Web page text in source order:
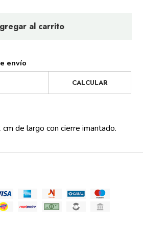
al carrito
envío
CALCULAR
de largo con cierre imantado.